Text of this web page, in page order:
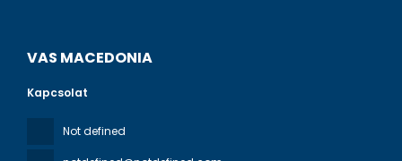
VAS MACEDONIA
Kapcsolat
Not defined